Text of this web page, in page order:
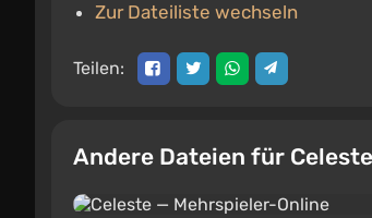
Zur Dateiliste wechseln
Teilen:
Andere Dateien für Celeste